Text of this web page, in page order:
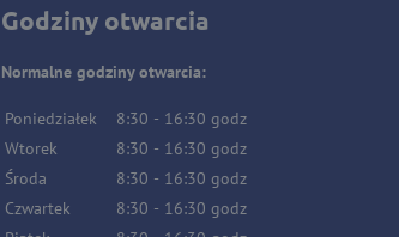
Godziny otwarcia
Normalne godziny otwarcia:
Poniedziałek 8:30 - 16:30 godz
Wtorek
8:30 - 16:30 godz
Środa
8:30 - 16:30 godz
Czwartek
8:30 - 16:30 godz